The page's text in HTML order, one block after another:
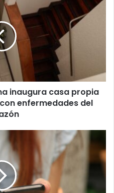
inaugura casa propia
enfermedades del